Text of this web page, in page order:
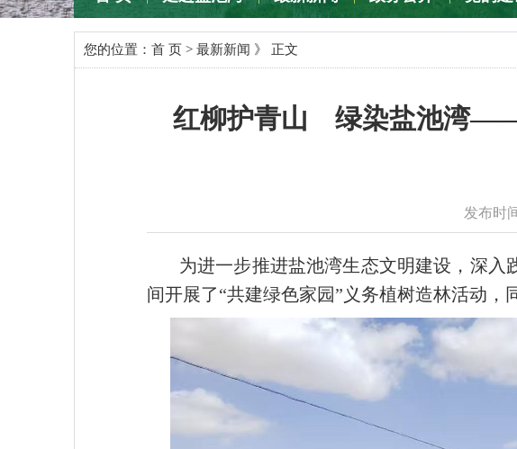
专题专栏
您的位置： 首 页 > 最新新闻 》 正文
红柳护青山 绿染盐池湾——
发布时
为进一步推进盐池湾生态文明建设，深入
间开展了“共建绿色家园”义务植树造林活动，